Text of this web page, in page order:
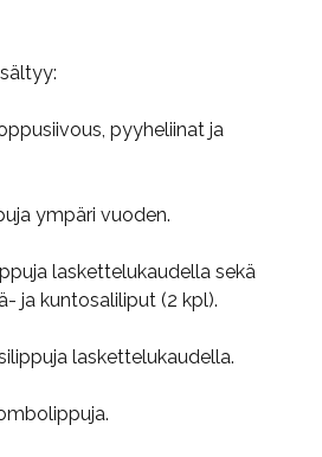
pyyheliinat ja
ympäri vuoden.
laskettelukaudella sekä
ja kuntosaliliput (2 kpl).
laskettelukaudella.